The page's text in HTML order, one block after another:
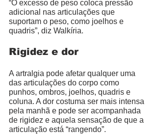
“O excesso de peso coloca pressão
adicional nas articulações que
suportam o peso, como joelhos e
quadris”, diz Walkíria.
Rigidez e dor
A artralgia pode afetar qualquer uma
das articulações do corpo como
punhos, ombros, joelhos, quadris e
coluna. A dor costuma ser mais intensa
pela manhã e pode ser acompanhada
de rigidez e aquela sensação de que a
articulação está “rangendo”.